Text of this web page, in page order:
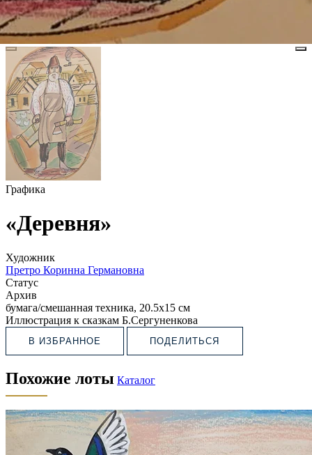
Графика
«Деревня»
Художник
Претро Коринна Германовна
Статус
Архив
бумага/смешанная техника, 20.5х15 см
Иллюстрация к сказкам Б.Сергуненкова
В ИЗБРАННОЕ ПОДЕЛИТЬСЯ
Похожие лоты Каталог